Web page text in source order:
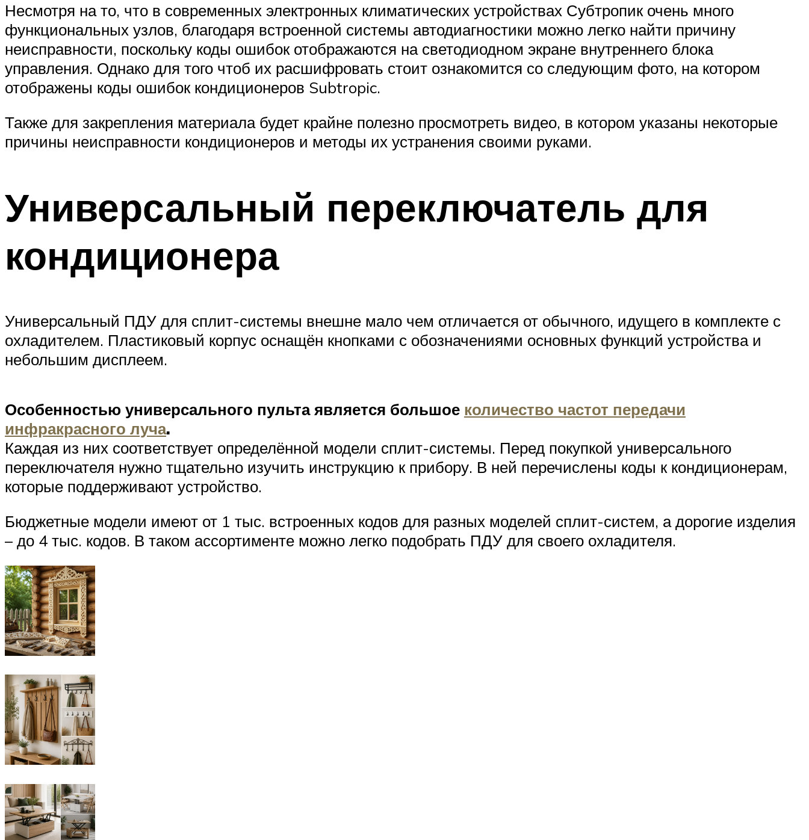
Несмотря на то, что в современных электронных климатических устройствах Субтропик очень много
функциональных узлов, благодаря встроенной системы автодиагностики можно легко найти причину
неисправности, поскольку коды ошибок отображаются на светодиодном экране внутреннего блока
управления. Однако для того чтоб их расшифровать стоит ознакомится со следующим фото, на котором
отображены коды ошибок кондиционеров Subtropic.
Также для закрепления материала будет крайне полезно просмотреть видео, в котором указаны некоторые
причины неисправности кондиционеров и методы их устранения своими руками.
Универсальный переключатель для
кондиционера
Универсальный ПДУ для сплит-системы внешне мало чем отличается от обычного, идущего в комплекте с
охладителем. Пластиковый корпус оснащён кнопками с обозначениями основных функций устройства и
небольшим дисплеем.
Особенностью универсального пульта является большое количество частот передачи
инфракрасного луча.
Каждая из них соответствует определённой модели сплит-системы. Перед покупкой универсального
переключателя нужно тщательно изучить инструкцию к прибору. В ней перечислены коды к кондиционерам,
которые поддерживают устройство.
Бюджетные модели имеют от 1 тыс. встроенных кодов для разных моделей сплит-систем, а дорогие изделия
– до 4 тыс. кодов. В таком ассортименте можно легко подобрать ПДУ для своего охладителя.